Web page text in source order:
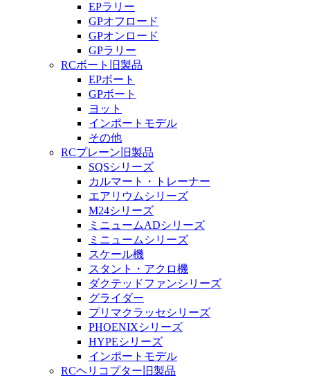
EPラリー
GPオフロード
GPオンロード
GPラリー
RCボート旧製品
EPボート
GPボート
ヨット
インポートモデル
その他
RCプレーン旧製品
SQSシリーズ
カルマート・トレーナー
エアリウムシリーズ
M24シリーズ
ミニュームADシリーズ
ミニュームシリーズ
スケール機
スタント・アクロ機
ダクテッドファンシリーズ
グライダー
プリマクラッセシリーズ
PHOENIXシリーズ
HYPEシリーズ
インポートモデル
RCヘリコプター旧製品